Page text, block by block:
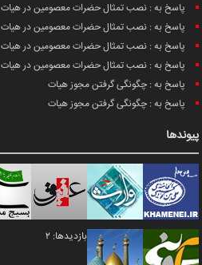
پاسخ به : نصب تمثال حضرات معصومین در هیات
پاسخ به : نصب تمثال حضرات معصومین در هیات
پاسخ به : نصب تمثال حضرات معصومین در هیات
پاسخ به : نصب تمثال حضرات معصومین در هیات
پاسخ به : چگونگی گرفتن مجوز هیات
پاسخ به : چگونگی گرفتن مجوز هیات
پیوندها
بازدیدها: 2